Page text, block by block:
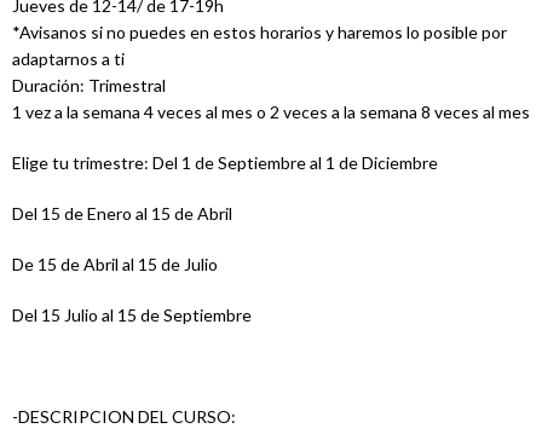
Jueves de 12-14/ de 17-19h
*Avisanos si no puedes en estos horarios y haremos lo posible por
adaptarnos a ti
Duración: Trimestral
1 vez a la semana 4 veces al mes o 2 veces a la semana 8 veces al mes
Elige tu trimestre: Del 1 de Septiembre al 1 de Diciembre
Del 15 de Enero al 15 de Abril
De 15 de Abril al 15 de Julio
Del 15 Julio al 15 de Septiembre
-DESCRIPCION DEL CURSO: